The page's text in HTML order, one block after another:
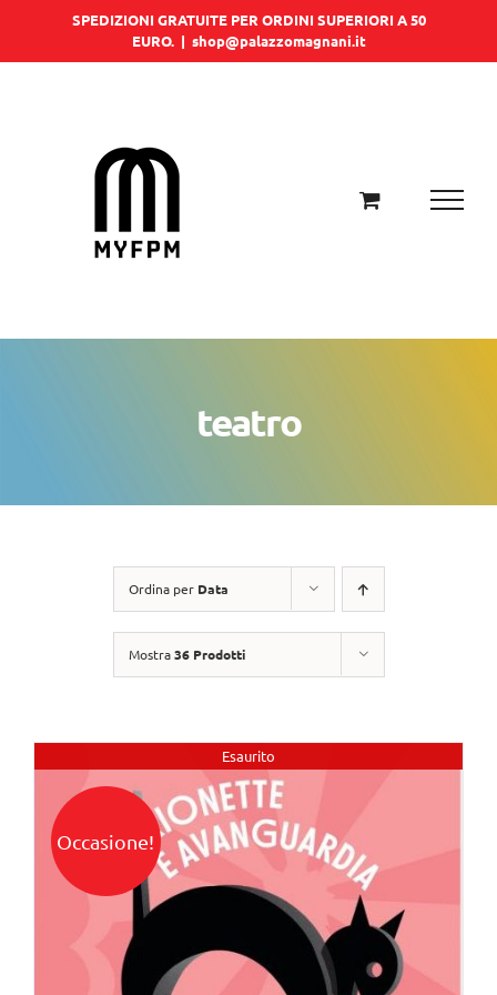
SPEDIZIONI GRATUITE PER ORDINI SUPERIORI A 50
EURO. | shop@palazzomagnani.it
teatro
Ordina per Data
Mostra36 Prodotti
Esaurito
Occasione!